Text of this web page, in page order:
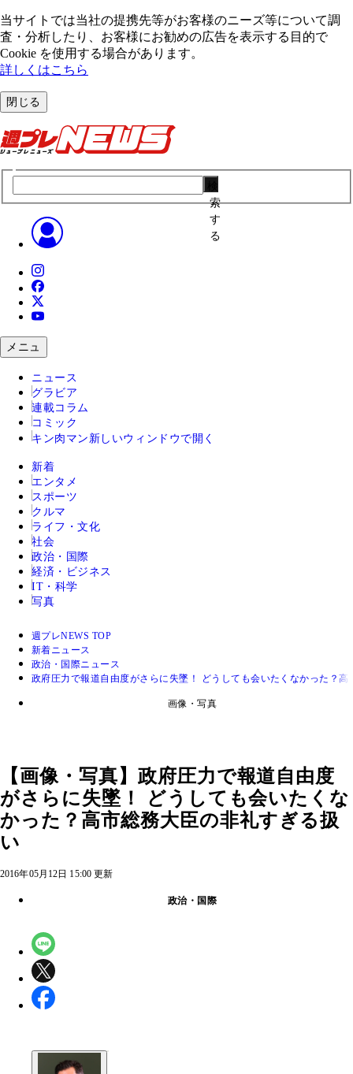
当サイトでは当社の提携先等がお客様のニーズ等について調
査・分析したり、お客様にお勧めの広告を表⽰する⽬的で
Cookie を使⽤する場合があります。
詳しくはこちら
閉じる
索
す
る
メニュ
ニュース
グラビア
連載コラム
コミック
キン肉マン 新しいウィンドウで開く
新着
エンタメ
スポーツ
クルマ
ライフ・文化
社会
政治・国際
経済・ビジネス
IT・科学
写真
週プレNEWS TOP
新着ニュース
政治・国際ニュース
政府圧力で報道自由度がさらに失墜！ どうしても会いたくなかった？
画像・写真
【画像・写真】政府圧力で報道自由度
がさらに失墜！ どうしても会いたくな
かった？高市総務大臣の非礼すぎる扱
い
2016年05月12日 15:00 更新
政治・国際